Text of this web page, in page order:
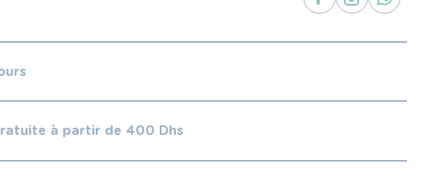
à partir de 400 Dhs